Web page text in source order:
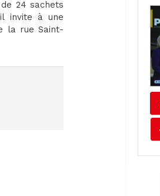
24 sachets
invite à une
la rue Saint-